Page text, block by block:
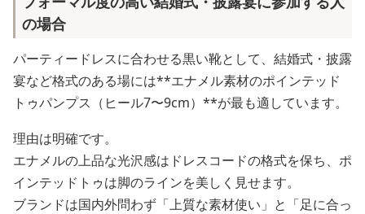
の場合
パーティードレスに合わせる黒い靴として、結婚式・披露
宴など格式のある場には**エナメル素材のポインテッド
トゥパンプス（ヒール7〜9cm）**が最も適しています。
理由は明確です。
エナメルの上品な光沢感はドレスコードの格式を保ち、ポ
インテッドトゥは脚のラインを美しく見せます。
ブランドは国内外問わず「上質な素材使い」と「足に合っ